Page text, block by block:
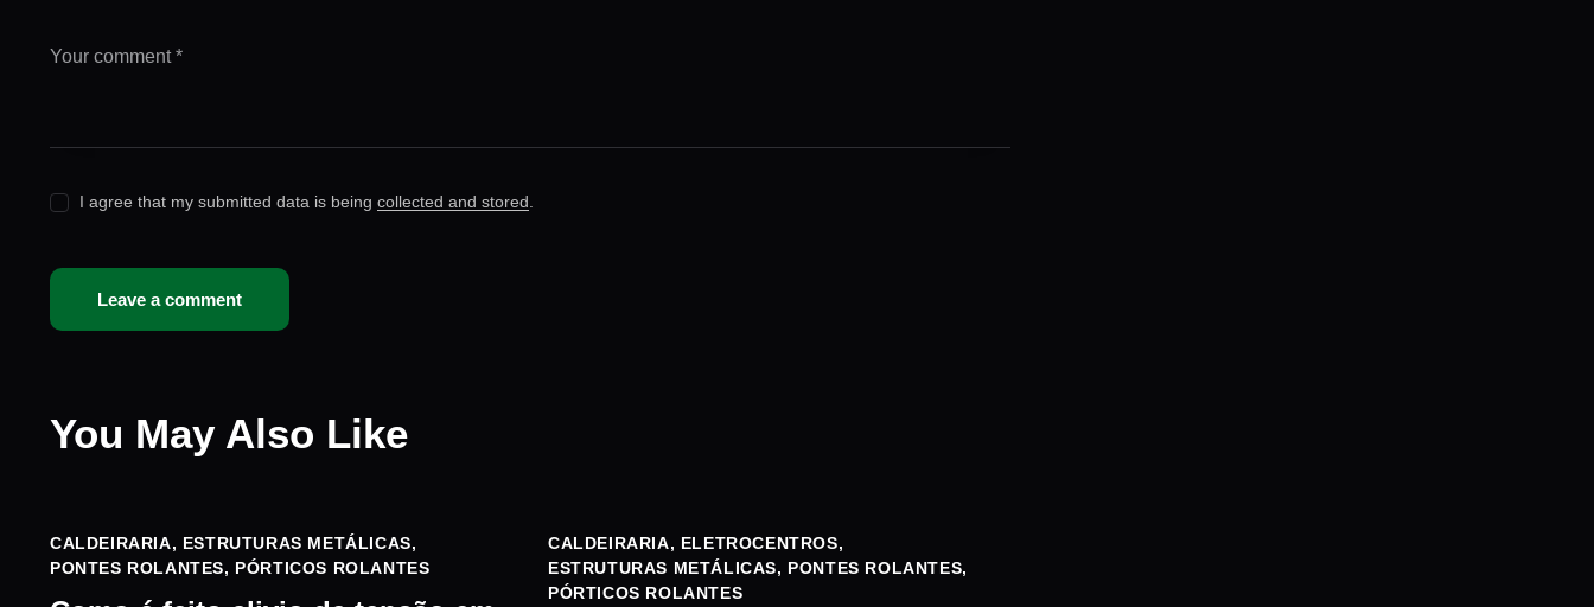
I agree that my submitted data is beingcollected and stored.
You May Also Like
CALDEIRARIA, ESTRUTURAS METÁLICAS,
PONTES ROLANTES, PÓRTICOS ROLANTES
CALDEIRARIA, ELETROCENTROS,
ESTRUTURAS METÁLICAS, PONTES ROLANTES,
PÓRTICOS ROLANTES